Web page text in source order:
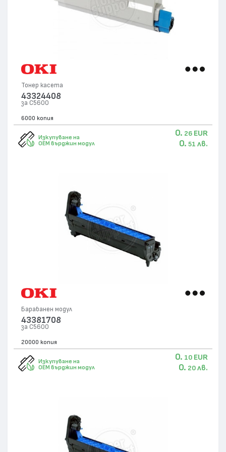
Тонер касета
43324408
за C5600
6000 копия
Изкупуване на
OEM върджин модул
0. 26 EUR
0. 51 лв.
Барабанен модул
43381708
за C5600
20000 копия
Изкупуване на
OEM върджин модул
0. 10 EUR
0. 20 лв.